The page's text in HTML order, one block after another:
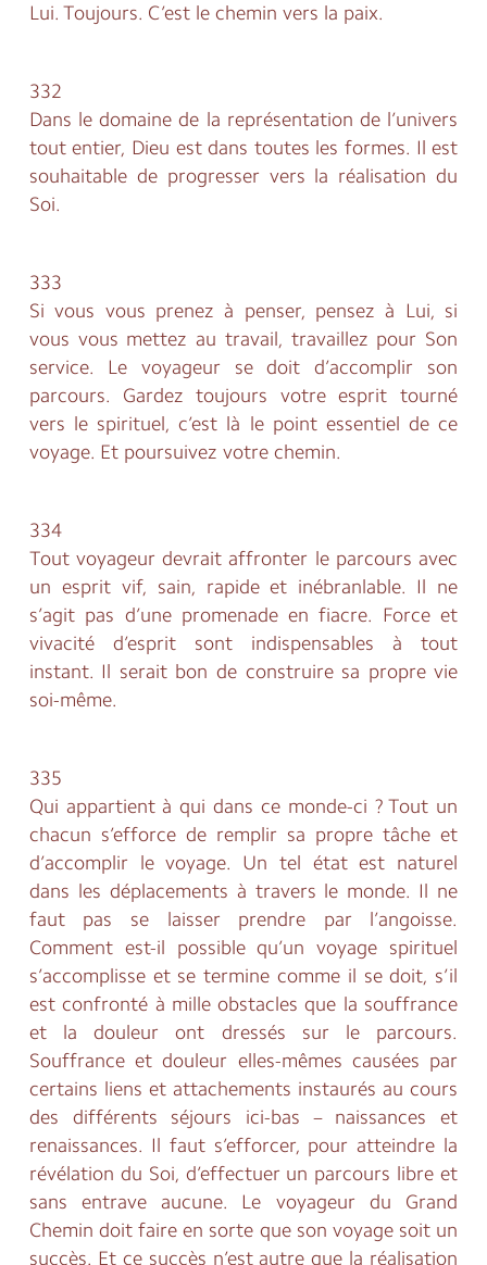
Lui. Toujours. C’est le chemin vers la paix.
332
Dans le domaine de la représentation de l’univers
tout entier, Dieu est dans toutes les formes. Il est
souhaitable de progresser vers la réalisation du
Soi.
333
Si vous vous prenez à penser, pensez à Lui, si
vous vous mettez au travail, travaillez pour Son
service. Le voyageur se doit d’accomplir son
parcours. Gardez toujours votre esprit tourné
vers le spirituel, c’est là le point essentiel de ce
voyage. Et poursuivez votre chemin.
334
Tout voyageur devrait affronter le parcours avec
un esprit vif, sain, rapide et inébranlable. Il ne
s’agit pas d’une promenade en fiacre. Force et
vivacité d’esprit sont indispensables à tout
instant. Il serait bon de construire sa propre vie
soi-même.
335
Qui appartient à qui dans ce monde-ci ? Tout un
chacun s’efforce de remplir sa propre tâche et
d’accomplir le voyage. Un tel état est naturel
dans les déplacements à travers le monde. Il ne
faut pas se laisser prendre par l’angoisse.
Comment est-il possible qu’un voyage spirituel
s’accomplisse et se termine comme il se doit, s’il
est confronté à mille obstacles que la souffrance
et la douleur ont dressés sur le parcours.
Souffrance et douleur elles-mêmes causées par
certains liens et attachements instaurés au cours
des différents séjours ici-bas – naissances et
renaissances. Il faut s’efforcer, pour atteindre la
révélation du Soi, d’effectuer un parcours libre et
sans entrave aucune. Le voyageur du Grand
Chemin doit faire en sorte que son voyage soit un
succès. Et ce succès n’est autre que la réalisation